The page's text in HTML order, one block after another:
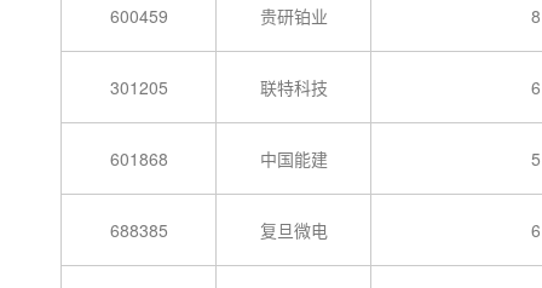
600459 贵研铂业 8
301205 联特科技 6
601868 中国能建 5
688385 复旦微电 6